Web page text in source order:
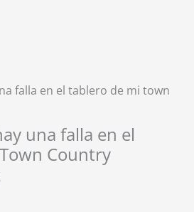
una falla en el
Country